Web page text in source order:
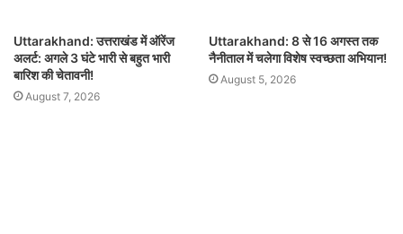
Uttarakhand: उत्तराखंड में ऑरेंज
अलर्ट: अगले 3 घंटे भारी से बहुत भारी
बारिश की चेतावनी!
August 7, 2026
Uttarakhand: 8 से 16 अगस्त तक
नैनीताल में चलेगा विशेष स्वच्छता अभियान!
August 5, 2026